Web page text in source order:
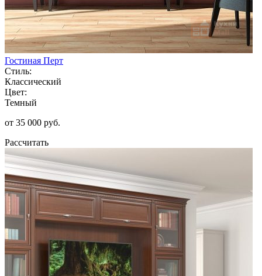
Гостиная Перт
Стиль:
Классический
Цвет:
Темный
от 35 000 руб.
Рассчитать